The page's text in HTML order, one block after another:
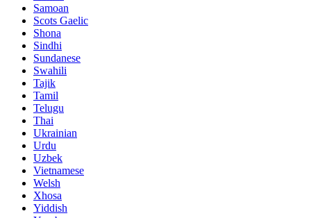
Samoan
Scots Gaelic
Shona
Sindhi
Sundanese
Swahili
Tajik
Tamil
Telugu
Thai
Ukrainian
Urdu
Uzbek
Vietnamese
Welsh
Xhosa
Yiddish